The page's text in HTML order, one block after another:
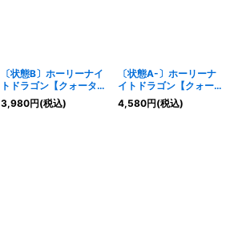
〔状態B〕ホーリーナイ
トドラゴン【クォーター
センチュリーシークレッ
ト】{EDC1-JP002}《モ
3,980円(税込)
〔状態A-〕ホーリーナ
イトドラゴン【クォータ
ーセンチュリーシークレ
ット】{EDC1-JP002}
4,580円(税込)